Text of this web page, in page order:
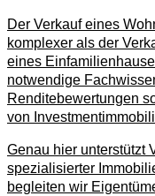
Der Verkauf eines
komplexer als der
eines
notwendige
Renditebewertungen
von
Genau hier unterstützt
spezialisierter
begleiten wir